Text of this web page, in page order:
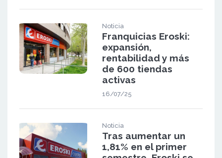
Noticia
Franquicias Eroski:
expansión,
rentabilidad y más
de 600 tiendas
activas
16/07/25
Noticia
Tras aumentar un
1,81% en el primer